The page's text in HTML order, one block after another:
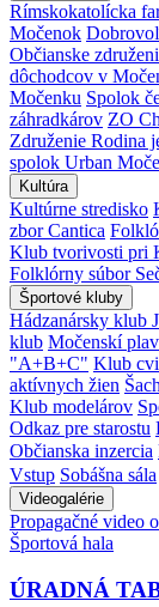
Rímskokatolícka
Močenok
Občianske
dôchodcov v
Močenku Spolok
záhradkárov ZO
Združenie Rodina
spolok Urban
Kultúra
Kultúrne stredisko
zbor Cantica
Klub tvorivosti pri
Folklórny súbor
Športové kluby
Hádzanársky klub
klub Močenskí
"A+B+C" Klub
aktívnych žien
Klub modelárov
Odkaz pre starostu
Občianska inzercia
Vstup Sobášna sála
Videogalérie
Propagačné video
Športová hala
ÚRADNÁ